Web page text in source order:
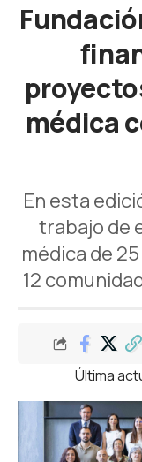
médica
En esta
trabajo de
médica de
12
Última